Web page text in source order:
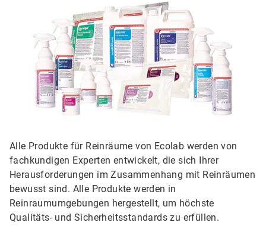
Alle Produkte für Reinräume von Ecolab werden von
fachkundigen Experten entwickelt, die sich Ihrer
Herausforderungen im Zusammenhang mit Reinräumen
bewusst sind. Alle Produkte werden in
Reinraumumgebungen hergestellt, um höchste
Qualitäts- und Sicherheitsstandards zu erfüllen.